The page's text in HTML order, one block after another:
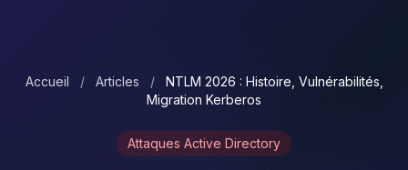
Accueil / Articles /
NTLM 2026 : Histoire, Vulnérabilités,
Migration Kerberos
Attaques Active Directory